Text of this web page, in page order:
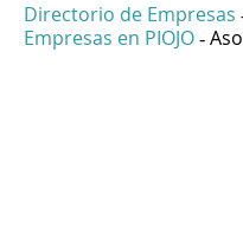
Directorio de Empresas
Empresas en PIOJO -